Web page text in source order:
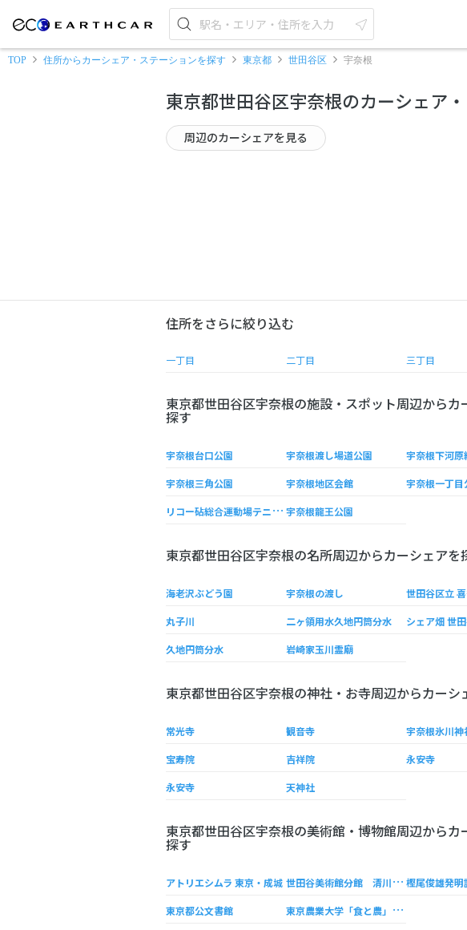
TOP 住所からカーシェア・ステーションを探す 東京都 世田谷区 宇奈根
東京都世田谷区宇奈根のカーシェア
周辺のカーシェアを見る
住所をさらに絞り込む
一丁目 二丁目 三丁目
東京都世田谷区宇奈根の施設・スポット周辺からカ
探す
宇奈根台口公園 宇奈根渡し場道公園 宇奈根下河原
宇奈根三角公園 宇奈根地区会館 宇奈根一丁目
リ
コー砧総合運動場テニスコート 宇奈根龍王公園
東京都世田谷区宇奈根の名所周辺からカーシェアを
海老沢ぶどう園 宇奈根の渡し 世田谷区立
丸子川 二ヶ領用水久地円筒分水 シェア畑 世
久地円筒分水 岩崎家玉川霊廟
東京都世田谷区宇奈根の神社・お寺周辺からカーシ
常光寺 観音寺 宇奈根氷川神
宝寿院 吉祥院 永安寺
永安寺 天神社
東京都世田谷区宇奈根の美術館・博物館周辺からカ
探す
アトリエシムラ 東京・成城 世
田谷美術館分館 清川泰次記念ギャラリー 樫尾俊雄発明
東京都公文書館 東
京農業大学「食と農」の博物館